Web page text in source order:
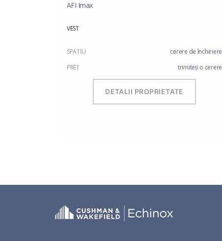
AFI Imax
VEST
SPAŢIU
cerere de închiriere
PREŢ
trimiteți o cerere
DETALII PROPRIETATE